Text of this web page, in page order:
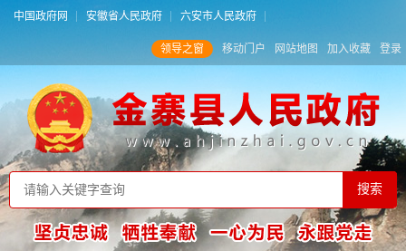
中国政府网 安徽省人民政府 六安市人民政府
领导之窗 移动门户 网站地图 加入收藏 登录